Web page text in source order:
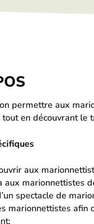
permettre aux
en découvrant le
aux
aux marionnettistes
spectacle de
marionnettistes afin